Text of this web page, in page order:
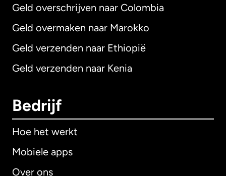
Geld overschrijven naar Colombia
Geld overmaken naar Marokko
Geld verzenden naar Ethiopië
Geld verzenden naar Kenia
Bedrijf
Hoe het werkt
Mobiele apps
Over ons